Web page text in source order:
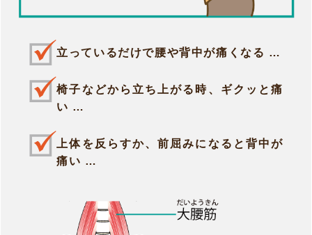
立っているだけで腰や背中が痛くなる …
椅子などから立ち上がる時、ギクッと痛
い …
上体を反らすか、前屈みになると背中が
痛い …